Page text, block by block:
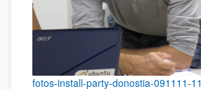
fotos-install-party-donostia-091111-11